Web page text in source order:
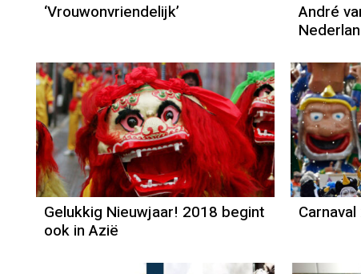
‘Vrouwonvriendelijk’
André
Gelukkig Nieuwjaar! 2018 begint
ook in Azië